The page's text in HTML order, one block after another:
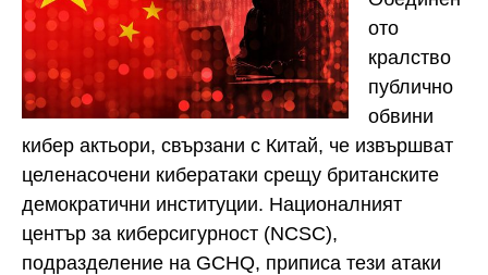
ото
кралство
публично
обвини
кибер актьори, свързани с Китай, че извършват
целенасочени кибератаки срещу британските
демократични институции. Националният
център за киберсигурност (NCSC),
подразделение на GCHQ, приписа тези атаки